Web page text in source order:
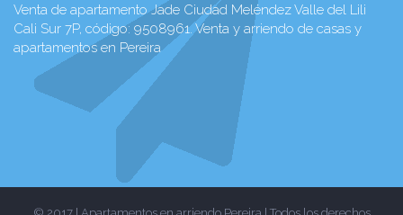
Venta de apartamento Jade Ciudad Meléndez Valle del Lili
Cali Sur 7P, código: 9508961. Venta y arriendo de casas y
apartamentos en Pereira